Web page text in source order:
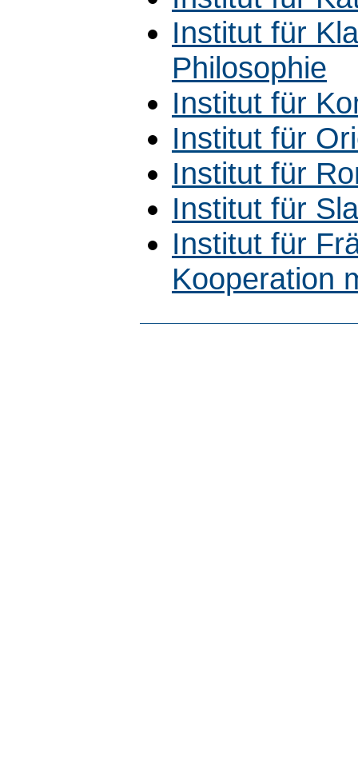
Institut für
Philosophie
Institut für
Institut für
Institut für
Institut für
Institut für
Kooperation